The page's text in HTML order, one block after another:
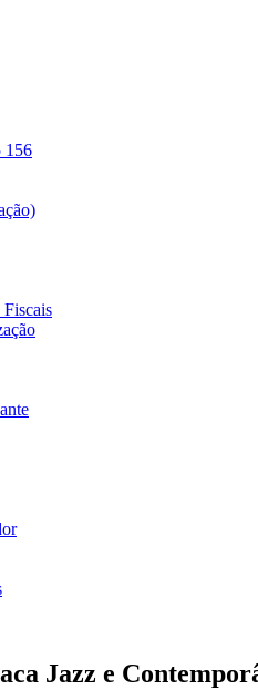
156
Jazz e